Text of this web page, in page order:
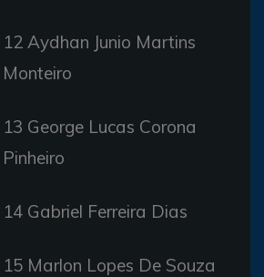
12 Aydhan Junio Martins
Monteiro
13 George Lucas Corona
Pinheiro
14 Gabriel Ferreira Dias
15 Marlon Lopes De Souza